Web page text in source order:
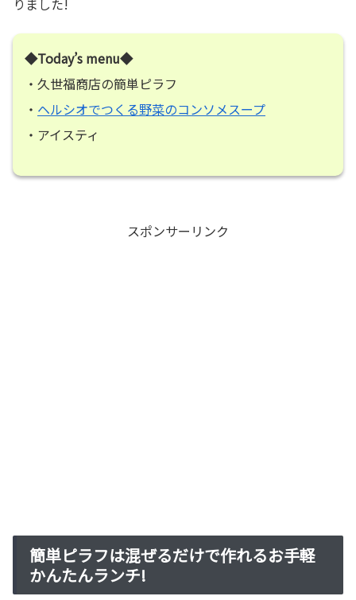
りました!
◆Today’s menu◆
・久世福商店の簡単ピラフ
・ ヘルシオでつくる野菜のコンソメスープ
・アイスティ
スポンサーリンク
簡単ピラフは混ぜるだけで作れるお手軽
かんたんランチ!